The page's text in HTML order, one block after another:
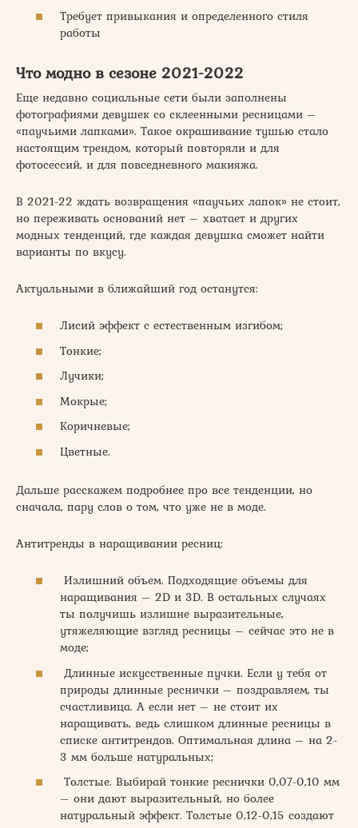
Требует привыкания и определенного стиля
работы
Что модно в сезоне 2021-2022
Еще недавно социальные сети были заполнены
фотографиями девушек со склеенными ресницами –
«паучьими лапками». Такое окрашивание тушью стало
настоящим трендом, который повторяли и для
фотосессий, и для повседневного макияжа.
В 2021-22 ждать возвращения «паучьих лапок» не стоит,
но переживать оснований нет – хватает и других
модных тенденций, где каждая девушка сможет найти
варианты по вкусу.
Актуальными в ближайший год останутся:
Лисий эффект с естественным изгибом;
Тонкие;
Лучики;
Мокрые;
Коричневые;
Цветные.
Дальше расскажем подробнее про все тенденции, но
сначала, пару слов о том, что уже не в моде.
Антитренды в наращивании ресниц:
Излишний объем. Подходящие объемы для
наращивания – 2D и 3D. В остальных случаях
ты получишь излишне выразительные,
утяжеляющие взгляд ресницы – сейчас это не в
моде;
Длинные искусственные пучки. Если у тебя от
природы длинные реснички – поздравляем, ты
счастливица. А если нет – не стоит их
наращивать, ведь слишком длинные ресницы в
списке антитрендов. Оптимальная длина – на 2-
3 мм больше натуральных;
Толстые. Выбирай тонкие реснички 0,07-0,10 мм
– они дают выразительный, но более
натуральный эффект. Толстые 0,12-0,15 создают